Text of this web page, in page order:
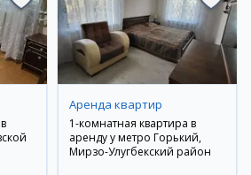
Аренда квартир
1-комнатная квартира в
аренду у метро Горький,
Мирзо-Улугбекский район